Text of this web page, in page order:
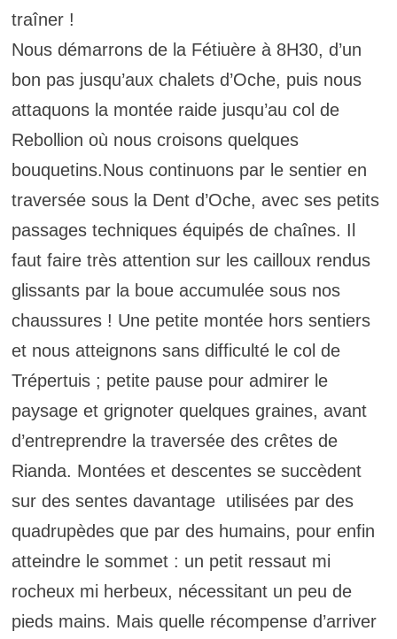
traîner !
Nous démarrons de la Fétiuère à 8H30, d’un
bon pas jusqu’aux chalets d’Oche, puis nous
attaquons la montée raide jusqu’au col de
Rebollion où nous croisons quelques
bouquetins.Nous continuons par le sentier en
traversée sous la Dent d’Oche, avec ses petits
passages techniques équipés de chaînes. Il
faut faire très attention sur les cailloux rendus
glissants par la boue accumulée sous nos
chaussures ! Une petite montée hors sentiers
et nous atteignons sans difficulté le col de
Trépertuis ; petite pause pour admirer le
paysage et grignoter quelques graines, avant
d’entreprendre la traversée des crêtes de
Rianda. Montées et descentes se succèdent
sur des sentes davantage utilisées par des
quadrupèdes que par des humains, pour enfin
atteindre le sommet : un petit ressaut mi
rocheux mi herbeux, nécessitant un peu de
pieds mains. Mais quelle récompense d’arriver